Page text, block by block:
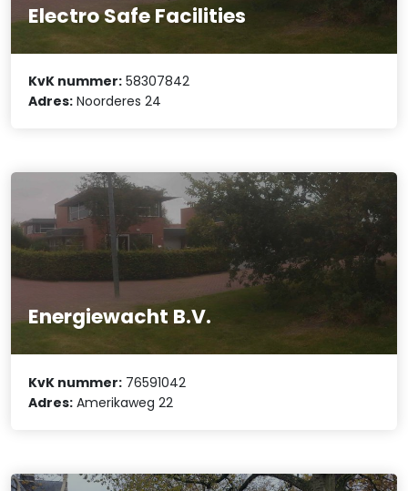
Electro Safe Facilities
KvK nummer: 58307842
Adres: Noorderes 24
Energiewacht B.V.
KvK nummer: 76591042
Adres: Amerikaweg 22